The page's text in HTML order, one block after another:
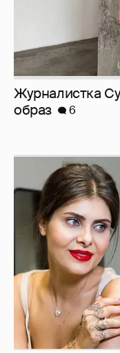
И снова невеста